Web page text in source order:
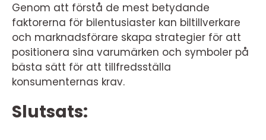
Genom att förstå de mest betydande
faktorerna för bilentusiaster kan biltillverkare
och marknadsförare skapa strategier för att
positionera sina varumärken och symboler på
bästa sätt för att tillfredsställa
konsumenternas krav.
Slutsats: